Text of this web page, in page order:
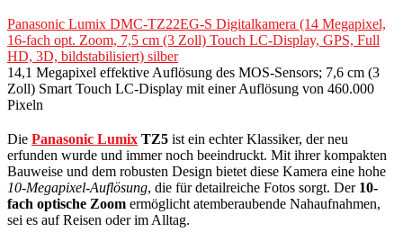
Panasonic Lumix DMC-TZ22EG-S Digitalkamera (14 Megapixel,
16-fach opt. Zoom, 7,5 cm (3 Zoll) Touch LC-Display, GPS, Full
HD, 3D, bildstabilisiert) silber
14,1 Megapixel effektive Auflösung des MOS-Sensors; 7,6 cm (3
Zoll) Smart Touch LC-Display mit einer Auflösung von 460.000
Pixeln
Die Panasonic Lumix TZ5 ist ein echter Klassiker, der neu
erfunden wurde und immer noch beeindruckt. Mit ihrer kompakten
Bauweise und dem robusten Design bietet diese Kamera eine hohe
10-Megapixel-Auflösung, die für detailreiche Fotos sorgt. Der 10-
fach optische Zoom ermöglicht atemberaubende Nahaufnahmen,
sei es auf Reisen oder im Alltag.